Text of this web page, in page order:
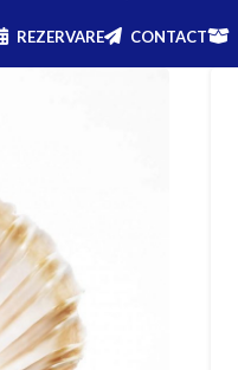
REZERVARE CONTACT